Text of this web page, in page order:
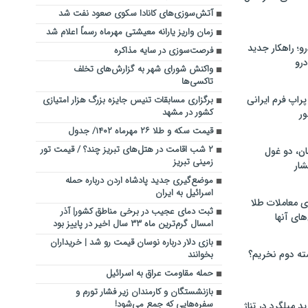
راهکار جدید
فرم ایرانی
دو غول
معاملات طلا
آنها
دوم نخریم؟
آتش‌سوزی‌های کانادا سکوی صعود نفت شد
زمان واریز یارانه معیشتی مهرماه رسماً اعلام شد
فرصت‌سوزی در سایه مذاکره
واکنش شورای شهر به گزارش‌های تخلف
تاکسی‌ها
برگزاری مسابقات تنیس جایزه بزرگ هزار امتیازی
کشور در مشهد
قیمت سکه و طلا ۲۶ مهرماه ۱۴۰۲/ جدول
۲ شب اقامت در هتل‌های تبریز چند؟ / قیمت تور
زمینی تبریز
موضع‌گیری جدید پادشاه اردن درباره حمله
اسرائیل به ایران
ثبت دمای عجیب در برخی مناطق کشور| آذر
امسال گرم‌ترین ماه ۳۳ سال اخیر در پاییز بود
بازی دلار درباره نوسان قیمت رو شد | خریداران
بخوانند
حمله مقاومت عراق به اسرائیل
بازنشستگان و کارمندان زیر فشار تورم و
سفره‌هایی که جمع می‌شود!